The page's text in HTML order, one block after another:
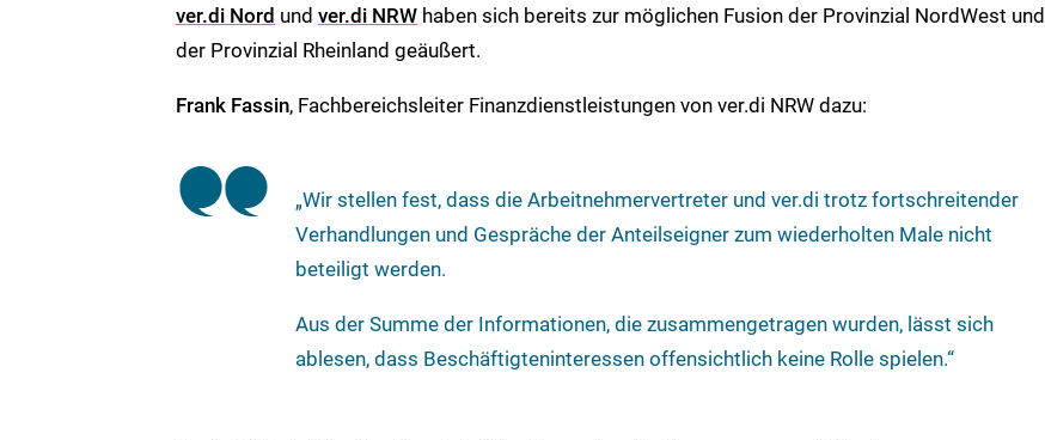
ver.di Nord und ver.di NRW haben sich bereits zur möglichen Fusion der Provinzial NordWest und
der Provinzial Rheinland geäußert.
Frank Fassin, Fachbereichsleiter Finanzdienstleistungen von ver.di NRW dazu:
„Wir stellen fest, dass die Arbeitnehmervertreter und ver.di trotz fortschreitender
Verhandlungen und Gespräche der Anteilseigner zum wiederholten Male nicht
beteiligt werden.
Aus der Summe der Informationen, die zusammengetragen wurden, lässt sich
ablesen, dass Beschäftigteninteressen offensichtlich keine Rolle spielen.“